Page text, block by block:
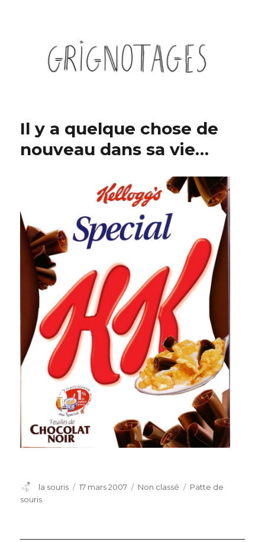
Il y a quelque chose de
nouveau dans sa vie…
Auteur
la souris
Publié
17 mars 2007 Catégories
Non classé Étiquettes
Patte de
souris